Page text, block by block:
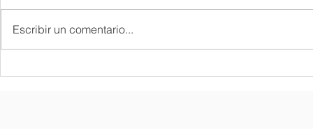
종업식 및 졸업식
Escribir un comentario...